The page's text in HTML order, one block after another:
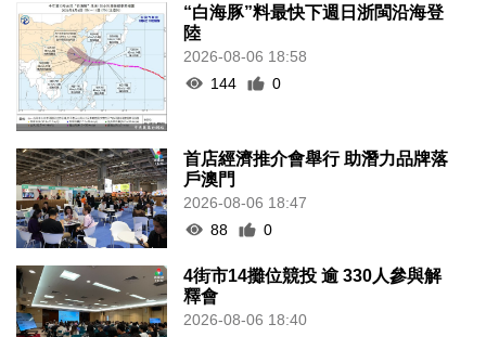
“白海豚”料最快下週日浙閩沿海登
陸
2026-08-06 18:58
144
0
首店經濟推介會舉行 助潛力品牌落
戶澳門
2026-08-06 18:47
88
0
4街市14攤位競投 逾 330人參與解
釋會
2026-08-06 18:40